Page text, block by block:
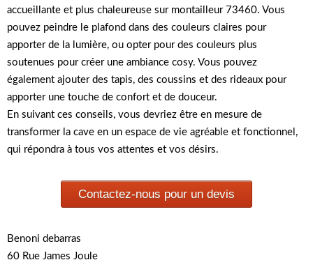
accueillante et plus chaleureuse sur montailleur 73460. Vous
pouvez peindre le plafond dans des couleurs claires pour
apporter de la lumière, ou opter pour des couleurs plus
soutenues pour créer une ambiance cosy. Vous pouvez
également ajouter des tapis, des coussins et des rideaux pour
apporter une touche de confort et de douceur.
En suivant ces conseils, vous devriez être en mesure de
transformer la cave en un espace de vie agréable et fonctionnel,
qui répondra à tous vos attentes et vos désirs.
Contactez-nous pour un devis
Benoni debarras
60 Rue James Joule